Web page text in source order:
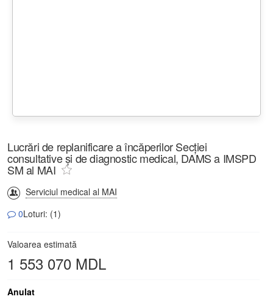
Lucrări de replanificare a încăperilor Secției
consultative și de diagnostic medical, DAMS a IMSPD
SM al MAI
Serviciul medical al MAI
0Loturi: (1)
Valoarea estimată
1 553 070 MDL
Anulat